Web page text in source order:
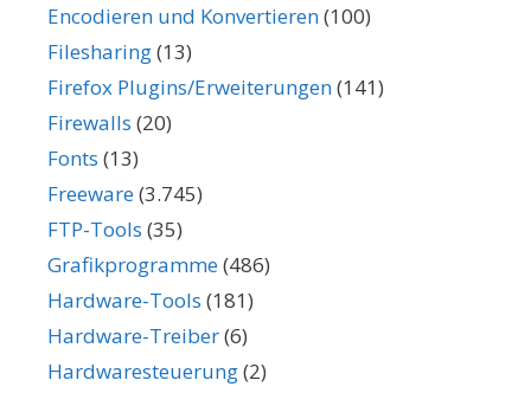
Encodieren und Konvertieren(100)
Filesharing(13)
Firefox Plugins/Erweiterungen(141)
Firewalls (20)
Fonts (13)
Freeware(3.745)
FTP-Tools (35)
Grafikprogramme(486)
Hardware-Tools (181)
Hardware-Treiber(6)
Hardwaresteuerung(2)